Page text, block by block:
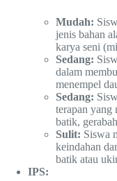
Mudah:
jenis bahan
karya seni
Sedang:
dalam
menempel
Sedang:
terapan
batik,
Sulit: Siswa
keindahan
batik atau
IPS: